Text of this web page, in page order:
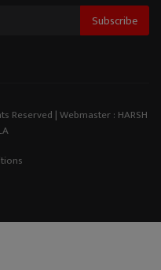
Subscribe
Reserved | Webmaster : HARSH